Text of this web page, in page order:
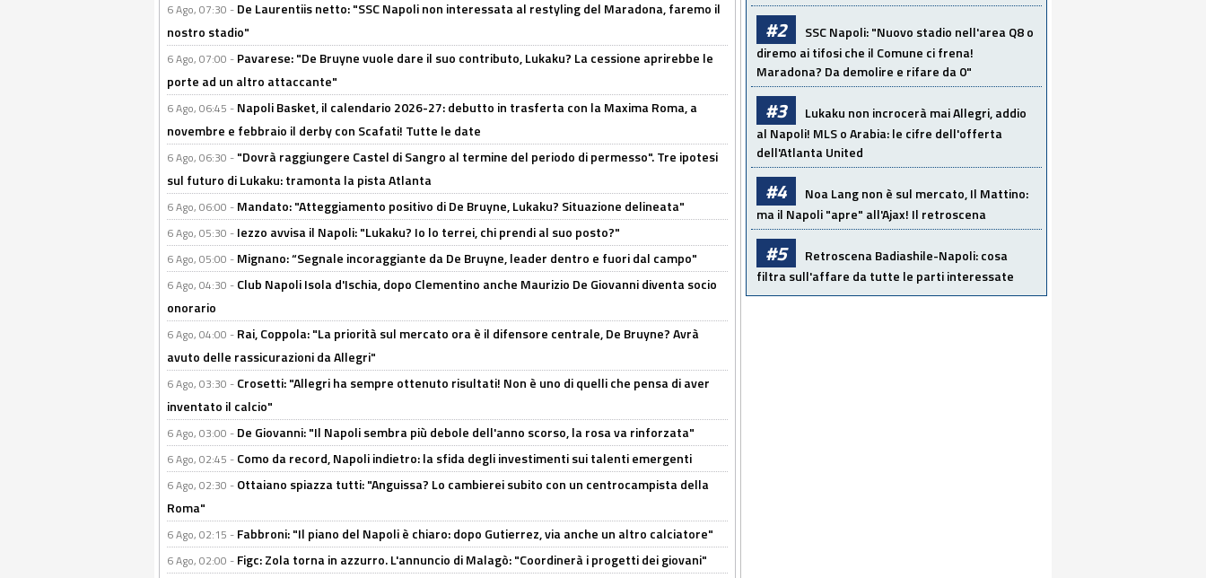
6 Ago, 07:30 - De Laurentiis netto: "SSC Napoli non interessata al restyling del Maradona, faremo il
nostro stadio"
6 Ago, 07:00 - Pavarese: "De Bruyne vuole dare il suo contributo, Lukaku? La cessione aprirebbe le
porte ad un altro attaccante"
6 Ago, 06:45 - Napoli Basket, il calendario 2026-27: debutto in trasferta con la Maxima Roma, a
novembre e febbraio il derby con Scafati! Tutte le date
6 Ago, 06:30 - "Dovrà raggiungere Castel di Sangro al termine del periodo di permesso". Tre ipotesi
sul futuro di Lukaku: tramonta la pista Atlanta
6 Ago, 06:00 - Mandato: "Atteggiamento positivo di De Bruyne, Lukaku? Situazione delineata"
6 Ago, 05:30 - Iezzo avvisa il Napoli: "Lukaku? Io lo terrei, chi prendi al suo posto?"
6 Ago, 05:00 - Mignano: “Segnale incoraggiante da De Bruyne, leader dentro e fuori dal campo"
6 Ago, 04:30 - Club Napoli Isola d'Ischia, dopo Clementino anche Maurizio De Giovanni diventa socio
onorario
6 Ago, 04:00 - Rai, Coppola: "La priorità sul mercato ora è il difensore centrale, De Bruyne? Avrà
avuto delle rassicurazioni da Allegri"
6 Ago, 03:30 - Crosetti: "Allegri ha sempre ottenuto risultati! Non è uno di quelli che pensa di aver
inventato il calcio"
6 Ago, 03:00 - De Giovanni: "Il Napoli sembra più debole dell'anno scorso, la rosa va rinforzata"
6 Ago, 02:45 - Como da record, Napoli indietro: la sfida degli investimenti sui talenti emergenti
6 Ago, 02:30 - Ottaiano spiazza tutti: "Anguissa? Lo cambierei subito con un centrocampista della
Roma"
6 Ago, 02:15 - Fabbroni: "Il piano del Napoli è chiaro: dopo Gutierrez, via anche un altro calciatore"
6 Ago, 02:00 - Figc: Zola torna in azzurro. L'annuncio di Malagò: "Coordinerà i progetti dei giovani"
#2
SSC Napoli: "Nuovo stadio nell'area Q8 o
diremo ai tifosi che il Comune ci frena!
Maradona? Da demolire e rifare da 0"
#3
Lukaku non incrocerà mai Allegri, addio
al Napoli! MLS o Arabia: le cifre dell'offerta
dell'Atlanta United
#4
Noa Lang non è sul mercato, Il Mattino:
ma il Napoli "apre" all'Ajax! Il retroscena
#5
Retroscena Badiashile-Napoli: cosa
filtra sull'affare da tutte le parti interessate